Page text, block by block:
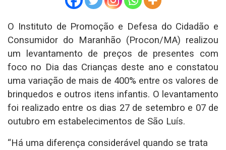
O Instituto de Promoção e Defesa do Cidadão e
Consumidor do Maranhão (Procon/MA) realizou
um levantamento de preços de presentes com
foco no Dia das Crianças deste ano e constatou
uma variação de mais de 400% entre os valores de
brinquedos e outros itens infantis. O levantamento
foi realizado entre os dias 27 de setembro e 07 de
outubro em estabelecimentos de São Luís.
“Há uma diferença considerável quando se trata